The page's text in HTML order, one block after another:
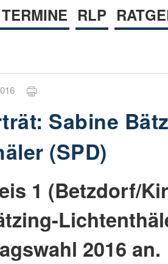
TERMINE RLP
Sabine
(SPD)
1 (Betzdorf/
2016 an.